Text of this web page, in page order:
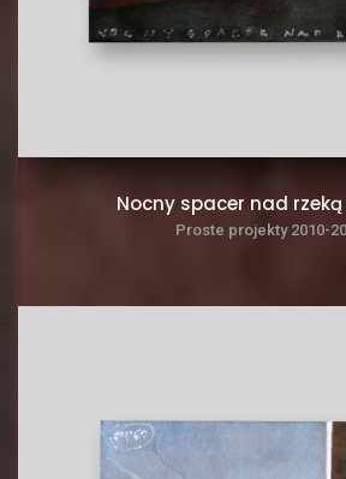
Nocny spacer nad
Proste projekty 2010-